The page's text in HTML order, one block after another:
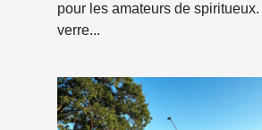
pour les amateurs de
verre...